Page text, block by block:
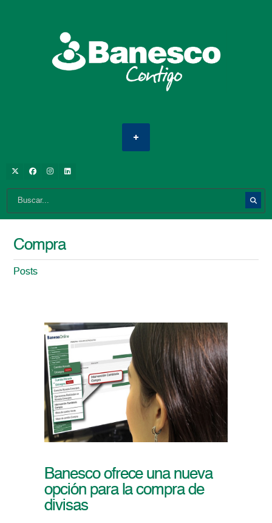
Compra
Posts
Banesco ofrece una nueva
opción para la compra de
divisas